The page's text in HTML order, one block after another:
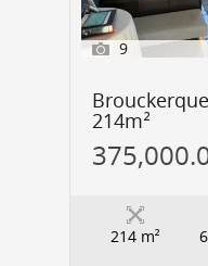
9
214m²
214 m²